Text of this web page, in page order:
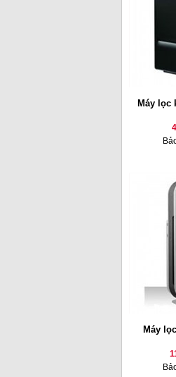
Máy lọc
Máy